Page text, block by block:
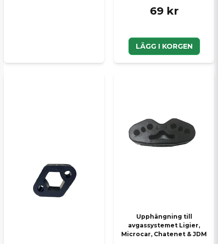
69 kr
LÄGG I KORGEN
Upphängning till
avgassystemet Ligier,
Microcar, Chatenet & JDM